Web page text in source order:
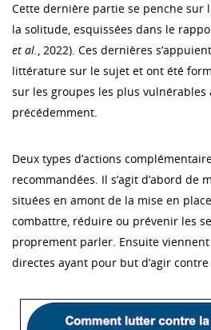
Cette dernière partie se penche sur
la solitude, esquissées dans le
et al., 2022). Ces dernières
littérature sur le sujet et ont été
sur les groupes les plus
précédemment.
Deux types d’actions
recommandées. Il s’agit d’abord de
situées en amont de la mise en
combattre, réduire ou prévenir les
proprement parler. Ensuite
directes ayant pour but d’agir